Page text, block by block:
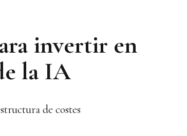
invertir en
la IA
de costes